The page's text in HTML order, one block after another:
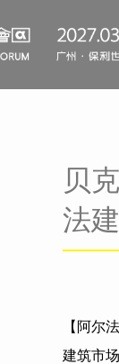
贝
法
【阿尔
建筑市